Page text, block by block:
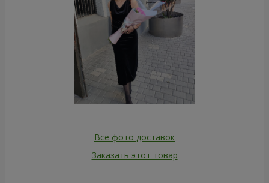
Все фото доставок
Заказать этот товар